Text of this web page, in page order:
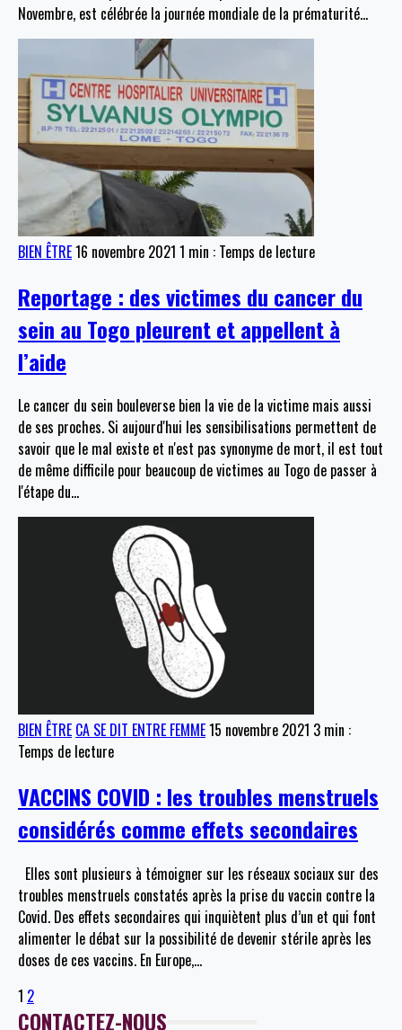
Novembre, est célébrée la journée mondiale de la prématurité…
BIEN ÊTRE16 novembre 2021 1 min : Temps de lecture
Reportage : des victimes du cancer du
sein au Togo pleurent et appellent à
l’aide
Le cancer du sein bouleverse bien la vie de la victime mais aussi
de ses proches. Si aujourd'hui les sensibilisations permettent de
savoir que le mal existe et n'est pas synonyme de mort, il est tout
de même difficile pour beaucoup de victimes au Togo de passer à
l'étape du…
BIEN ÊTRE CA SE DIT ENTRE FEMME15 novembre 2021 3 min :
Temps de lecture
VACCINS COVID : les troubles menstruels
considérés comme effets secondaires
Elles sont plusieurs à témoigner sur les réseaux sociaux sur des
troubles menstruels constatés après la prise du vaccin contre la
Covid. Des effets secondaires qui inquiètent plus d’un et qui font
alimenter le débat sur la possibilité de devenir stérile après les
doses de ces vaccins. En Europe,…
1 2
CONTACTEZ-NOUS